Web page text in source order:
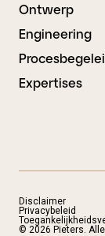
Ontwerp
Engineering
Expertises
© 2026 Pieters.
Disclaimer
Privacybeleid